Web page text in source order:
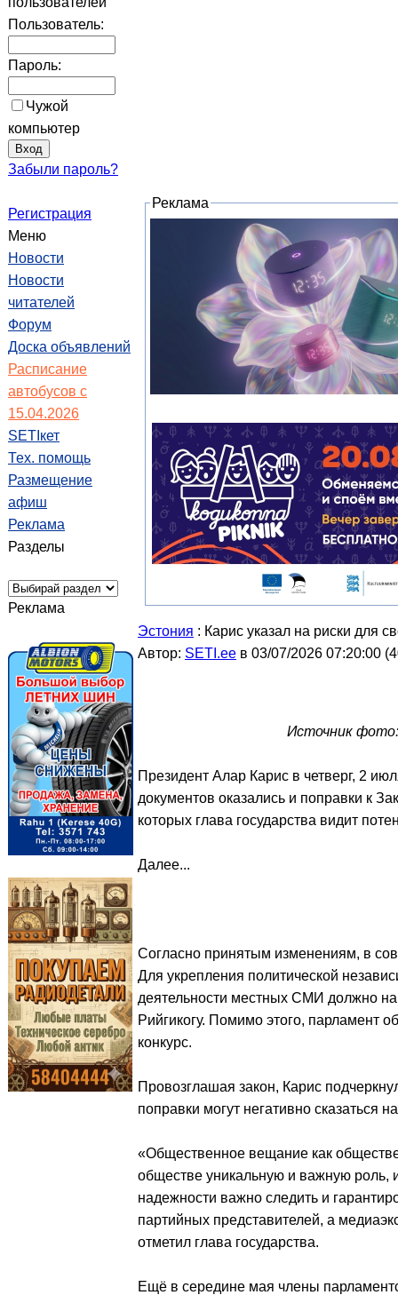
Пользователь:
Пароль:
Чужой
компьютер
Забыли пароль?
Регистрация
Меню
Новости
Новости
читателей
Форум
Доска объявлений
Расписание
автобусов с
15.04.2026
SETIкет
Тех. помощь
Размещение
афиш
Реклама
Разделы
Реклама
Реклама
Эстония : Карис указал на риски для
Автор: SETI.ee в 03/07/2026 07:20:00 (
Источник
Президент Алар Карис в четверг, 2
документов оказались и поправки к
которых глава государства видит
Далее...
Согласно принятым изменениям, в
Для укрепления политической
деятельности местных СМИ должно
Рийгикогу. Помимо этого, парламент
конкурс.
Провозглашая закон, Карис
поправки могут негативно сказаться
«Общественное вещание как
обществе уникальную и важную роль,
надежности важно следить и
партийных представителей, а
отметил глава государства.
Ещё в середине мая члены